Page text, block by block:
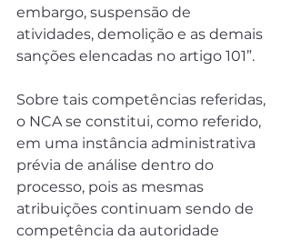
embargo, suspensão de
atividades, demolição e as demais
sanções elencadas no artigo 101”.
Sobre tais competências referidas,
o NCA se constitui, como referido,
em uma instância administrativa
prévia de análise dentro do
processo, pois as mesmas
atribuições continuam sendo de
competência da autoridade